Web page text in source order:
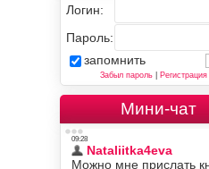
Логин:
Пароль:
запомнить
Забыл пароль| Регистрация
Мини-чат